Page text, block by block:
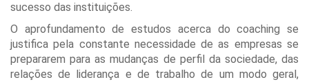
sucesso das instituições.
O aprofundamento de estudos acerca do coaching se
justifica pela constante necessidade de as empresas se
prepararem para as mudanças de perfil da sociedade, das
relações de liderança e de trabalho de um modo geral,